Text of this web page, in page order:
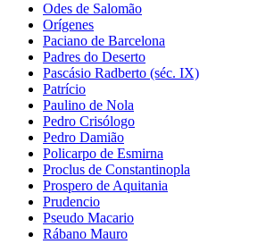
Odes de Salomão
Orígenes
Paciano de Barcelona
Padres do Deserto
Pascásio Radberto (séc. IX)
Patrício
Paulino de Nola
Pedro Crisólogo
Pedro Damião
Policarpo de Esmirna
Proclus de Constantinopla
Prospero de Aquitania
Prudencio
Pseudo Macario
Rábano Mauro